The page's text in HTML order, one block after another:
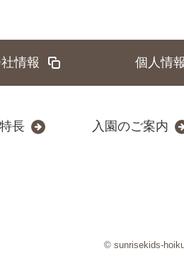
情報 個人情
長 入園のご案内
© sunrisekids-